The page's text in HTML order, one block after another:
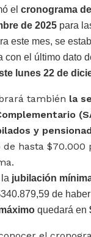
el cronograma de
de 2025 para
este mes, se
con el último dato
lunes 22 de
también la
y
de hasta $70.000
jubilación
de
quedará en